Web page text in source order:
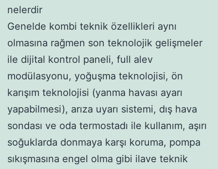
nelerdir
Genelde kombi teknik özellikleri aynı
olmasına rağmen son teknolojik gelişmeler
ile dijital kontrol paneli, full alev
modülasyonu, yoğuşma teknolojisi, ön
karışım teknolojisi (yanma havası ayarı
yapabilmesi), arıza uyarı sistemi, dış hava
sondası ve oda termostadı ile kullanım, aşırı
soğuklarda donmaya karşı koruma, pompa
sıkışmasına engel olma gibi ilave teknik